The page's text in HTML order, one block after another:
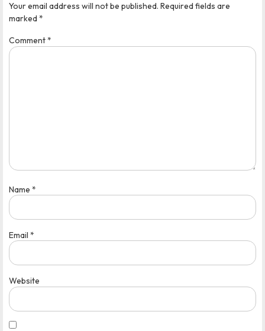
Your email address will not be published. Required fields are
marked *
Comment*
Name *
Email *
Website